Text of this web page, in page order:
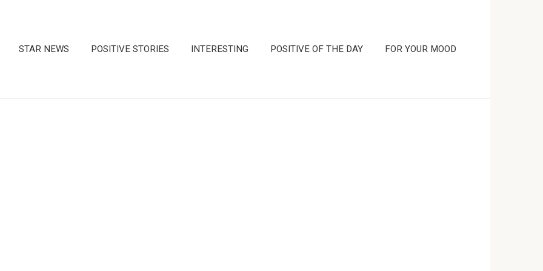
STAR NEWS POSITIVE STORIES INTERESTING POSITIVE OF THE DAY FOR YOUR MOOD